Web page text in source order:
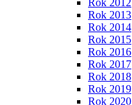
Rok 2012
Rok 2013
Rok 2014
Rok 2015
Rok 2016
Rok 2017
Rok 2018
Rok 2019
Rok 2020